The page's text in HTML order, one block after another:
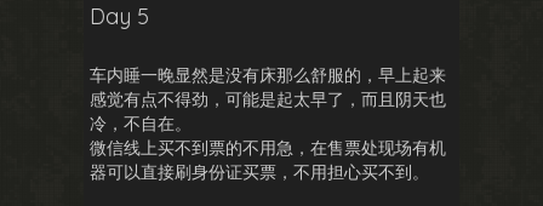
Day 5
车内睡一晚显然是没有床那么舒服的，早上起来
感觉有点不得劲，可能是起太早了，而且阴天也
冷，不自在。
微信线上买不到票的不用急，在售票处现场有机
器可以直接刷身份证买票，不用担心买不到。